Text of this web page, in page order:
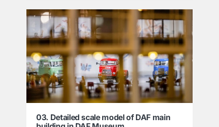
03. Detailed scale model of DAF main